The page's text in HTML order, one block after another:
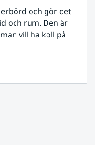
och gör det
och rum. Den är
vill ha koll på